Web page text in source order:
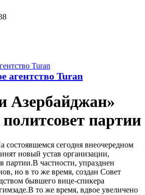
агентство Turan
Азербайджан»
партии
состоявшемся сегодня внеочередном
новый устав организации,
партии.В частности, упразднен
но в то же время, создан Совет
бывшего вице-спикера
то же время, вдвое увеличено